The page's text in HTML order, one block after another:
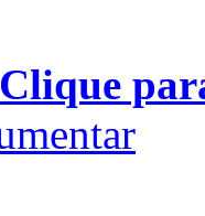
Clique